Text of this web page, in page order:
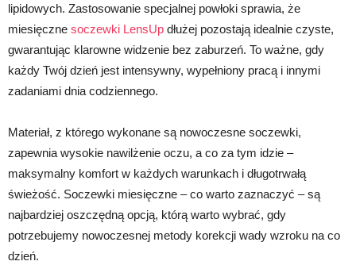
lipidowych. Zastosowanie specjalnej powłoki sprawia, że
miesięczne soczewki LensUp dłużej pozostają idealnie czyste,
gwarantując klarowne widzenie bez zaburzeń. To ważne, gdy
każdy Twój dzień jest intensywny, wypełniony pracą i innymi
zadaniami dnia codziennego.
Materiał, z którego wykonane są nowoczesne soczewki,
zapewnia wysokie nawilżenie oczu, a co za tym idzie –
maksymalny komfort w każdych warunkach i długotrwałą
świeżość. Soczewki miesięczne – co warto zaznaczyć – są
najbardziej oszczędną opcją, którą warto wybrać, gdy
potrzebujemy nowoczesnej metody korekcji wady wzroku na co
dzień.